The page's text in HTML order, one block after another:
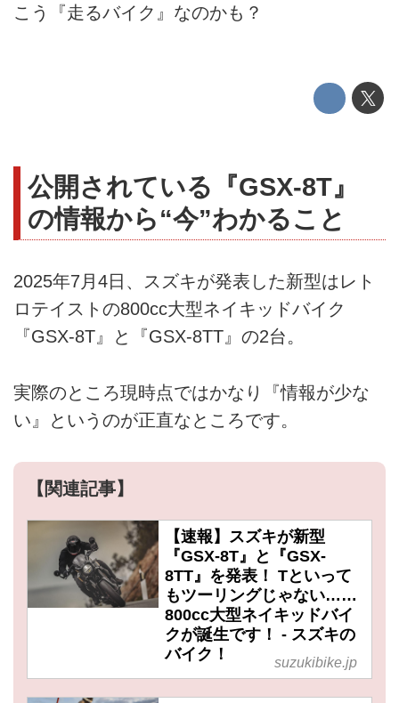
こう『走るバイク』なのかも？
公開されている『GSX-8T』
の情報から“今”わかること
2025年7月4日、スズキが発表した新型はレト
ロテイストの800cc大型ネイキッドバイク
『GSX-8T』と『GSX-8TT』の2台。
実際のところ現時点ではかなり『情報が少な
い』というのが正直なところです。
【関連記事】
【速報】スズキが新型
『GSX-8T』と『GSX-
8TT』を発表！ Tといって
もツーリングじゃない……
800cc大型ネイキッドバイ
クが誕生です！ - スズキの
バイク！
suzukibike.jp